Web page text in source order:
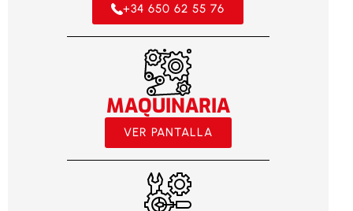
+34 650 62 55 76
MAQUINARIA
VER PANTALLA